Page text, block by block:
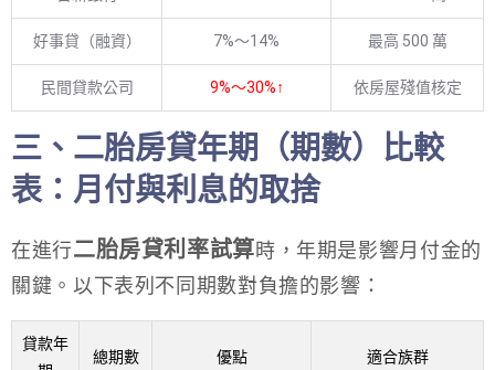
好事貸（融資） 7%～14% 最高 500 萬
民間貸款公司 9%～30%↑ 依房屋殘值核定
三、二胎房貸年期（期數）比較
表：月付與利息的取捨
在進行二胎房貸利率試算時，年期是影響月付金的
關鍵。以下表列不同期數對負擔的影響：
貸款年
總期數 優點 適合族群